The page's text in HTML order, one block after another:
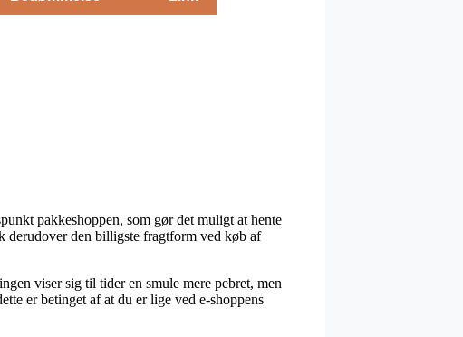
pakkeshoppen, som gør det muligt at hente
derudover den billigste fragtform ved køb af
viser sig til tider en smule mere pebret, men
er betinget af at du er lige ved e-shoppens